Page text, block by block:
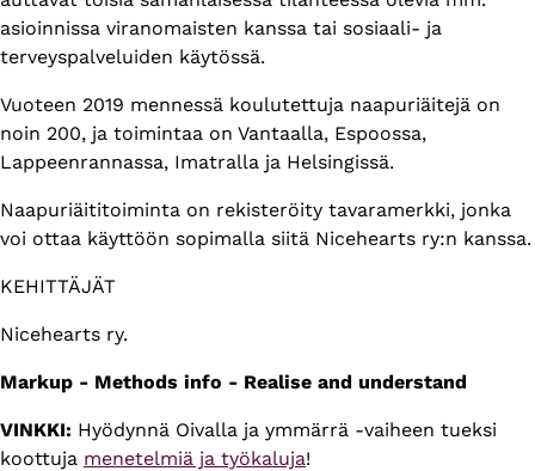
asioinnissa viranomaisten kanssa tai sosiaali- ja
terveyspalveluiden käytössä.
Vuoteen 2019 mennessä koulutettuja naapuriäitejä on
noin 200, ja toimintaa on Vantaalla, Espoossa,
Lappeenrannassa, Imatralla ja Helsingissä.
Naapuriäititoiminta on rekisteröity tavaramerkki, jonka
voi ottaa käyttöön sopimalla siitä Nicehearts ry:n kanssa.
KEHITTÄJÄT
Nicehearts ry.
Markup - Methods info - Realise and understand
VINKKI: Hyödynnä Oivalla ja ymmärrä -vaiheen tueksi
koottuja menetelmiä ja työkaluja!